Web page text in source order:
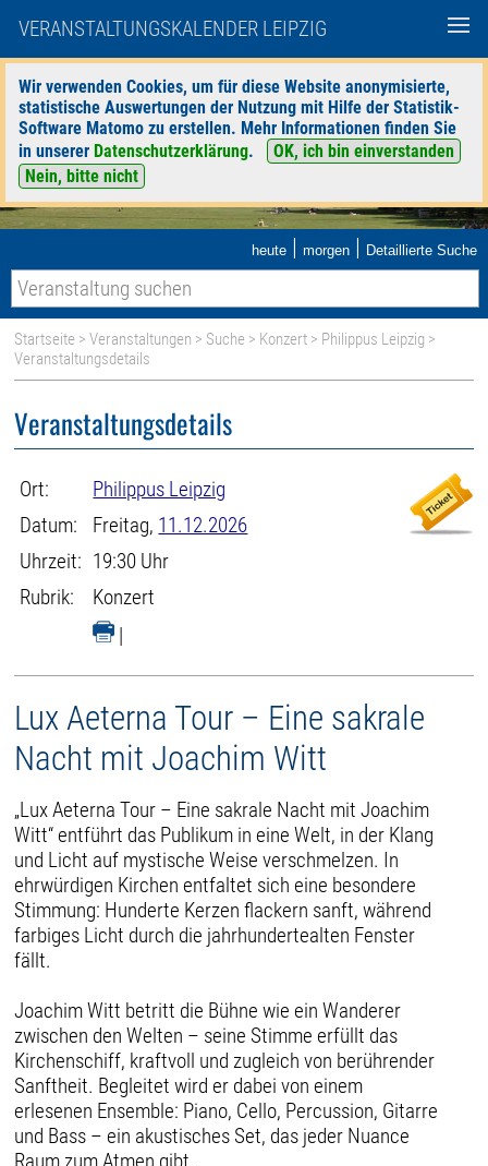
VERANSTALTUNGSKALENDER LEIPZIG
Wir verwenden Cookies, um für diese Website anonymisierte,
statistische Auswertungen der Nutzung mit Hilfe der Statistik-
Software Matomo zu erstellen. Mehr Informationen finden Sie
in unserer Datenschutzerklärung.
OK, ich bin einverstanden
Nein, bitte nicht
heute | morgen | Detaillierte Suche
Startseite >Veranstaltungen > Suche > Konzert > Philippus Leipzig >
Veranstaltungsdetails
Veranstaltungsdetails
Ort:
Philippus Leipzig
Datum:
Freitag, 11.12.2026
Uhrzeit: 19:30 Uhr
Rubrik:
Konzert
|
Lux Aeterna Tour – Eine sakrale
Nacht mit Joachim Witt
„Lux Aeterna Tour – Eine sakrale Nacht mit Joachim
Witt“ entführt das Publikum in eine Welt, in der Klang
und Licht auf mystische Weise verschmelzen. In
ehrwürdigen Kirchen entfaltet sich eine besondere
Stimmung: Hunderte Kerzen flackern sanft, während
farbiges Licht durch die jahrhundertealten Fenster
fällt.
Joachim Witt betritt die Bühne wie ein Wanderer
zwischen den Welten – seine Stimme erfüllt das
Kirchenschiff, kraftvoll und zugleich von berührender
Sanftheit. Begleitet wird er dabei von einem
erlesenen Ensemble: Piano, Cello, Percussion, Gitarre
und Bass – ein akustisches Set, das jeder Nuance
Raum zum Atmen gibt.